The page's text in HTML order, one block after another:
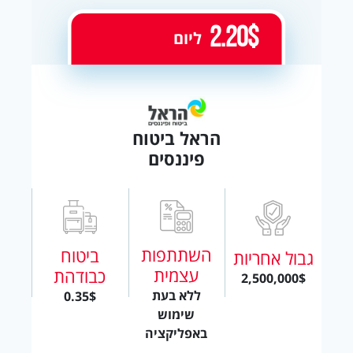
הראל ביטוח
פיננסים
גבול אחריות
2,500,000$
השתתפות
עצמית
ללא בעת
שימוש
באפליקציה
ביטוח
כבודהת
0.35$
2.20$ ליום